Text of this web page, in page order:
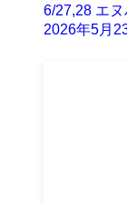
6/27,28 エ
2026年5月